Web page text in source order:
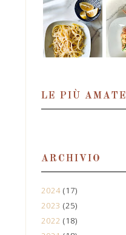
LE PIÙ AMATE
ARCHIVIO
2024 (17)
2023 (25)
2022 (18)